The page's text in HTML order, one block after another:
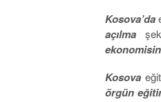
Kosova’da
açılma
Kosova
örgün